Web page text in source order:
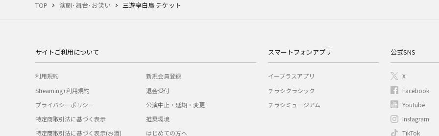
TOP 演劇･舞台･お笑い 三遊亭白鳥 チケット
サイトご利用について
利用規約
Streaming+利用規約
プライバシーポリシー
特定商取引法に基づく表示
特定商取引法に基づく表示(お酒)
新規会員登録
退会受付
公演中止・延期・変更
推奨環境
はじめての方へ
スマートフォンアプリ
イープラスアプリ
チラシクラシック
チラシミュージアム
公式SNS
X
Facebook
Youtube
Instagram
TikTok